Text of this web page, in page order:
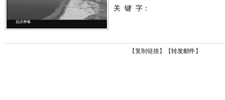
关 键 字：
【复制链接】【转发邮件 】